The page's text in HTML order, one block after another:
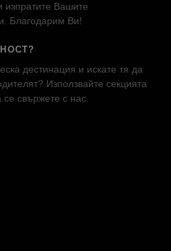
изпратите Вашите
Благодарим Ви!
дестинация и искате тя да
Използвайте секцията
свържете с нас.